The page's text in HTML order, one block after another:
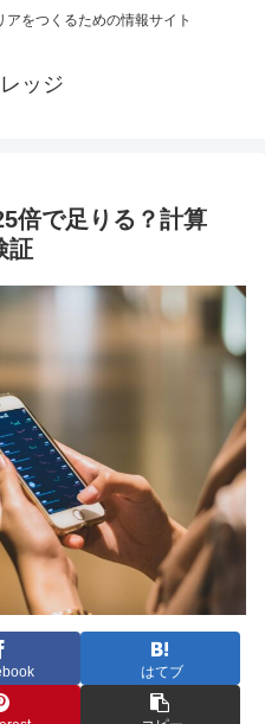
をつくるための情報サイト
ッジ
倍で足りる？計算
証
はてブ